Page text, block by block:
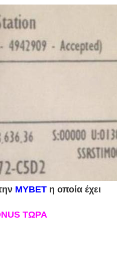
MYBET η οποία έχει
ΤΩΡΑ